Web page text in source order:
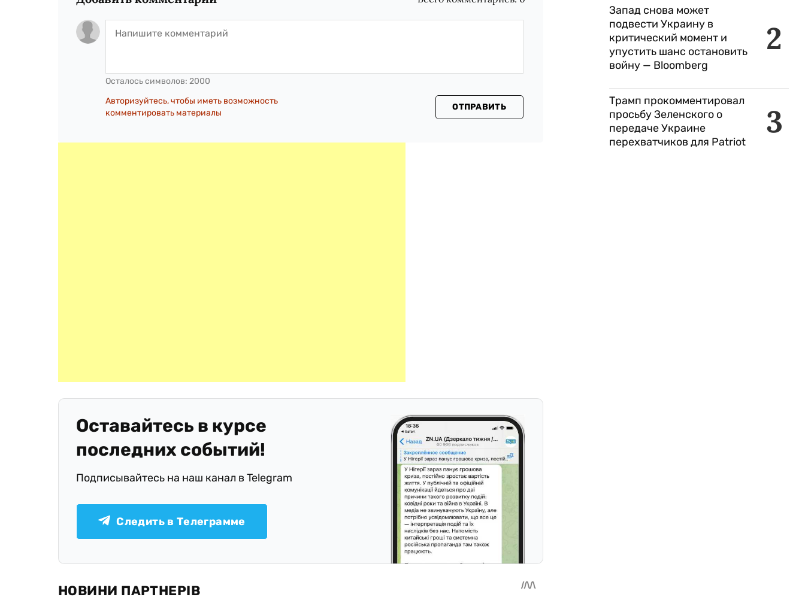
Осталось символов: 2000
Авторизуйтесь, чтобы иметь возможность
комментировать материалы
ОТПРАВИТЬ
Оставайтесь в курсе
последних событий!
Подписывайтесь на наш канал в Telegram
Следить в Телеграмме
2
Запад снова может
подвести Украину в
критический момент и
упустить шанс остановить
войну — Bloomberg
3
Трамп прокомментировал
просьбу Зеленского о
передаче Украине
перехватчиков для Patriot